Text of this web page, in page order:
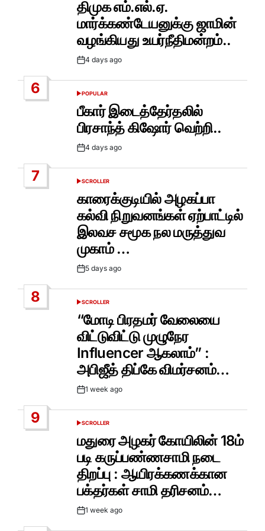
திமுக எம்.எல்.ஏ.
மார்க்கண்டேயனுக்கு ஜாமின்
வழங்கியது உயர்நீதிமன்றம்..
Post4 days ago
6
POSTED
IN
POPULAR
பீகார் இடைத்தேர்தலில்
பிரசாந்த் கிஷோர் வெற்றி..
Post4 days ago
7
POSTED
SCROLLER
காரைக்குடியில் அழகப்பா
கல்வி நிறுவனங்கள் ஏற்பாட்டில்
இலவச சமூக நல மருத்துவ
முகாம் …
Post5 days ago
8
POSTED
IN
SCROLLER
“மோடி பிரதமர் வேலையை
விட்டுவிட்டு முழுநேர
Influencer ஆகலாம்” :
அபிஜீத் திப்கே விமர்சனம்…
Post1 week ago
9
POSTED
SCROLLER
மதுரை அழகர் கோயிலின் 18ம்
படி கருப்பண்ணசாமி நடை
திறப்பு : ஆயிரக்கணக்கான
பக்தர்கள் சாமி தரிசனம்…
Post1 week ago